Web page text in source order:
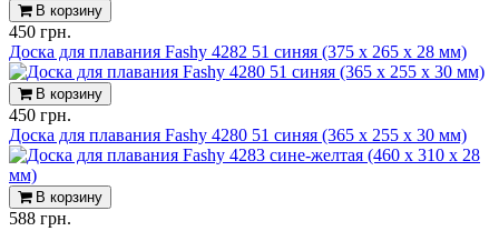
В корзину
450 грн.
Доска для плавания Fashy 4282 51 синяя (375 х 265 х 28 мм)
В корзину
450 грн.
Доска для плавания Fashy 4280 51 синяя (365 х 255 х 30 мм)
В корзину
588 грн.